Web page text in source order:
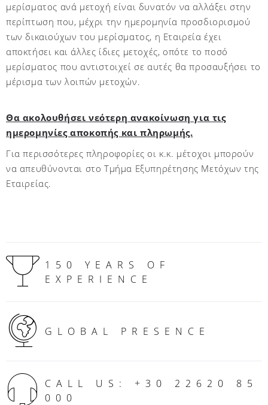
μερίσματος ανά μετοχή είναι δυνατόν να αλλάξει στην
περίπτωση που, μέχρι την ημερομηνία προσδιορισμού
των δικαιούχων του μερίσματος, η Εταιρεία έχει
αποκτήσει και άλλες ίδιες μετοχές, οπότε το ποσό
μερίσματος που αντιστοιχεί σε αυτές θα προσαυξήσει το
μέρισμα των λοιπών μετοχών.
Θα ακολουθήσει νεότερη ανακοίνωση για τις
ημερομηνίες αποκοπής και πληρωμής.
Για περισσότερες πληροφορίες οι κ.κ. μέτοχοι μπορούν
να απευθύνονται στο Τμήμα Εξυπηρέτησης Μετόχων της
Εταιρείας.
150 YEARS OF
EXPERIENCE
GLOBAL PRESENCE
CALL US: +30 22620 85
000